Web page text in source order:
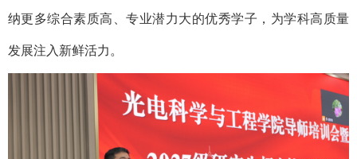
纳更多综合素质高、专业潜力大的优秀学子，为学科高质量
发展注入新鲜活力。